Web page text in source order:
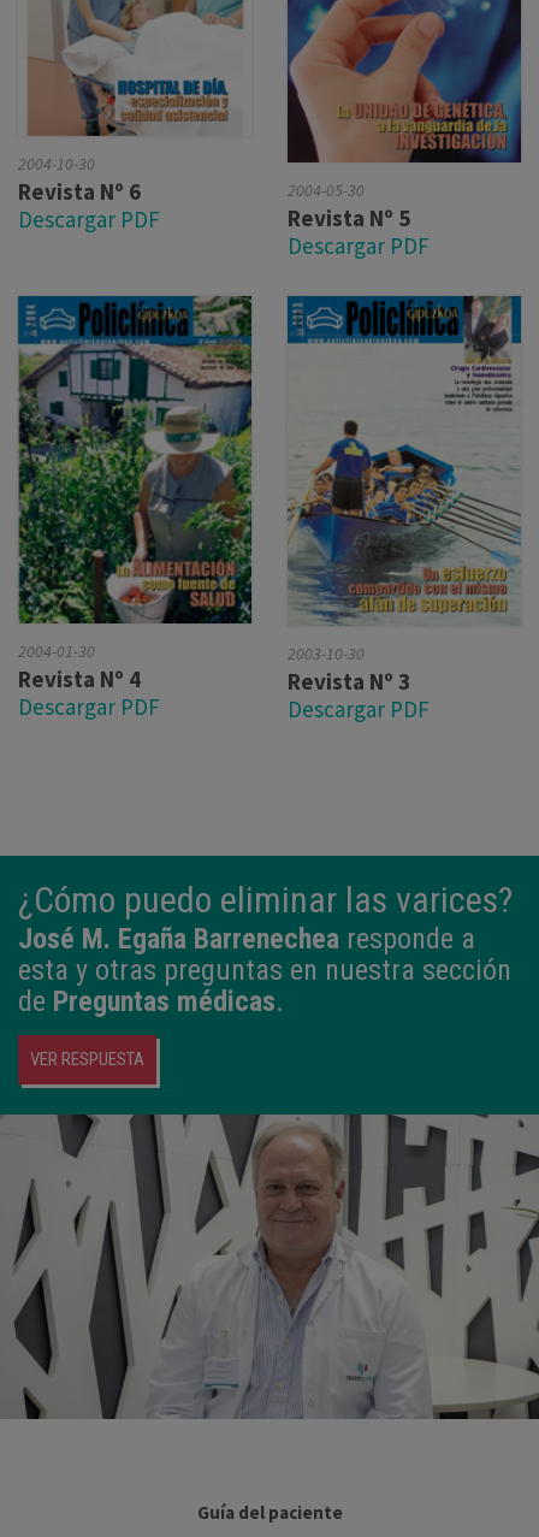
2004-10-30
Revista Nº 6
Descargar PDF
2004-05-30
Revista Nº 5
Descargar PDF
2004-01-30
Revista Nº 4
Descargar PDF
2003-10-30
Revista Nº 3
Descargar PDF
¿Cómo puedo eliminar las varices?
José M. Egaña Barrenechea responde a
esta y otras preguntas en nuestra sección
de Preguntas médicas.
VER RESPUESTA
Guía del paciente